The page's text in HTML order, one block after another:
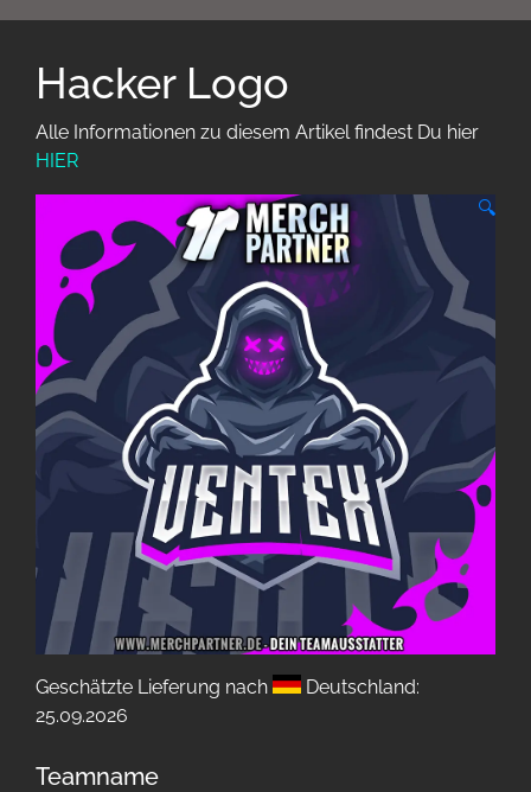
Hacker Logo
Alle Informationen zu diesem Artikel findest Du hier
HIER
🔍
Geschätzte Lieferung nach
Deutschland:
25.09.2026
Teamname